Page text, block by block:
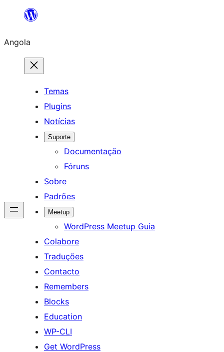
Saltar
o
conteúdo
Angola
Temas
Plugins
Notícias
Suporte
Documentação
Fóruns
Sobre
Padrões
Meetup
WordPress Meetup Guia
Colabore
Traduções
Contacto
Remembers
Blocks
Education
WP-CLI
Get WordPress